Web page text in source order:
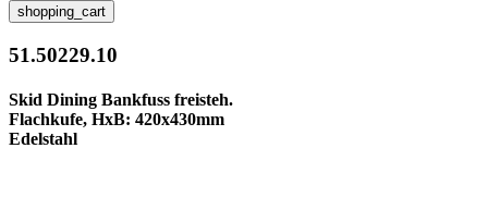
shopping_cart
51.50229.10
Skid Dining Bankfuss freisteh.
Flachkufe, HxB: 420x430mm
Edelstahl